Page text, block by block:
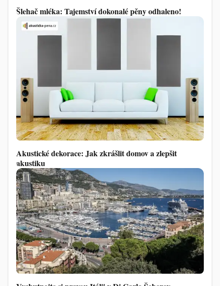
Šlehač mléka: Tajemství dokonalé pěny odhaleno!
Akustické dekorace: Jak zkrášlit domov a zlepšit
akustiku